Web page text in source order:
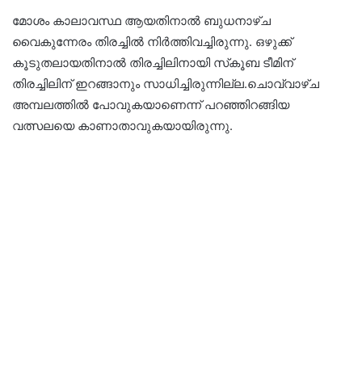
മോശം കാലാവസ്ഥ ആയതിനാല്‍ ബുധനാഴ്ച
വൈകുന്നേരം തിരച്ചില്‍ നിര്‍ത്തിവച്ചിരുന്നു. ഒഴുക്ക്
കൂടുതലായതിനാല്‍ തിരച്ചിലിനായി സ്‌കൂബ ടീമിന്
തിരച്ചിലിന് ഇറങ്ങാനും സാധിച്ചിരുന്നില്ല.ചൊവ്വാഴ്ച
അമ്പലത്തില്‍ പോവുകയാണെന്ന് പറഞ്ഞിറങ്ങിയ
വത്സലയെ കാണാതാവുകയായിരുന്നു.